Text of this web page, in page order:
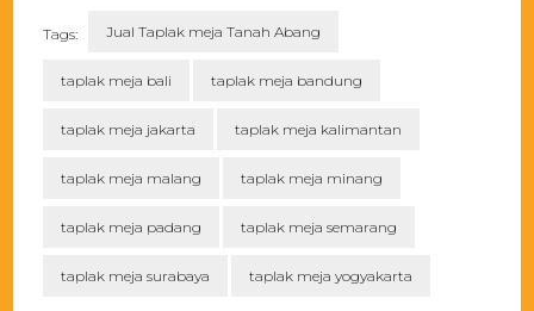
Tags: Jual Taplak meja Tanah Abang
taplak meja bali taplak meja bandung
taplak meja jakarta taplak meja kalimantan
taplak meja malang taplak meja minang
taplak meja padang taplak meja semarang
taplak meja surabaya taplak meja yogyakarta